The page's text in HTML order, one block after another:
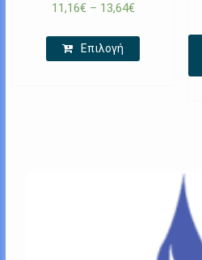
11,16€– 13,64€
Επιλογή